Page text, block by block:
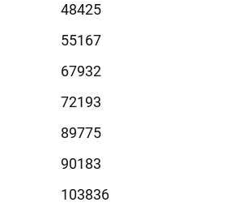
8425
5167
7932
2193
9775
0183
3836